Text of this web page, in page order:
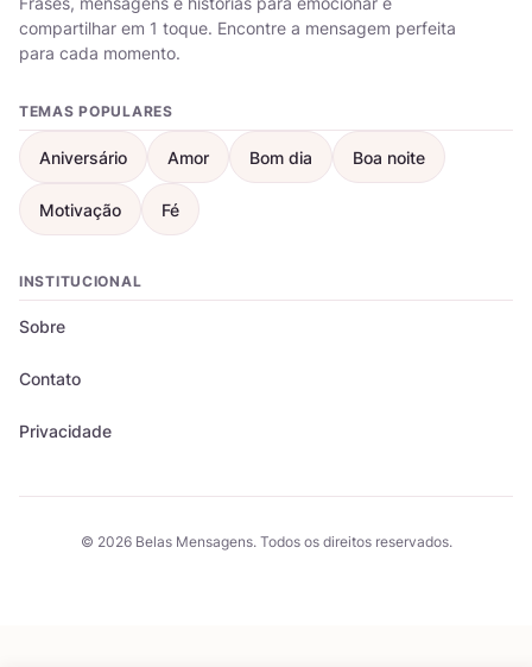
compartilhar em 1 toque. Encontre a mensagem perfeita
para cada momento.
TEMAS POPULARES
Aniversário Amor Bom dia Boa noite
Motivação Fé
INSTITUCIONAL
Sobre
Contato
Privacidade
© 2026 Belas Mensagens. Todos os direitos reservados.